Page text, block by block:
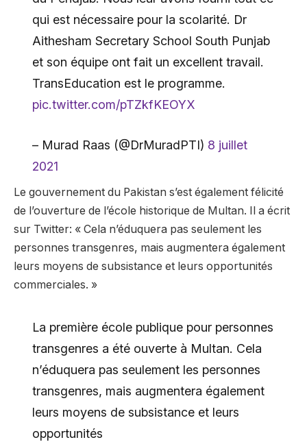
qui est nécessaire pour la scolarité. Dr
Aithesham Secretary School South Punjab
et son équipe ont fait un excellent travail.
TransEducation est le programme.
pic.twitter.com/pTZkfKEOYX
– Murad Raas (@DrMuradPTI) 8 juillet
2021
Le gouvernement du Pakistan s’est également félicité
de l’ouverture de l’école historique de Multan. Il a écrit
sur Twitter: « Cela n’éduquera pas seulement les
personnes transgenres, mais augmentera également
leurs moyens de subsistance et leurs opportunités
commerciales. »
La première école publique pour personnes
transgenres a été ouverte à Multan. Cela
n’éduquera pas seulement les personnes
transgenres, mais augmentera également
leurs moyens de subsistance et leurs
opportunités